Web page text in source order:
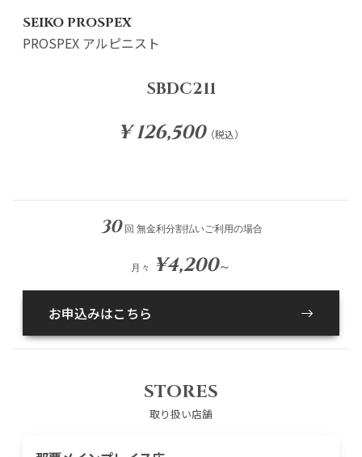
SEIKO PROSPEX
PROSPEX アルピニスト
SBDC211
¥ 126,500（税込）
30 回 無金利分割払いご利用の場合
月々 ¥4,200～
お申込みはこちら
STORES
取り扱い店舗